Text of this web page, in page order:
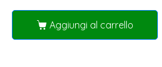
Aggiungi al carrello